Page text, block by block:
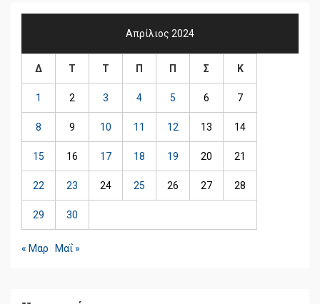
Απρίλιος 2024
Δ Τ Τ Π Π Σ Κ
1 2 3 4 5 6 7
8 9 10 11 12 13 14
15 16 17 18 19 20 21
22 23 24 25 26 27 28
29 30
« Μαρ Μαΐ »